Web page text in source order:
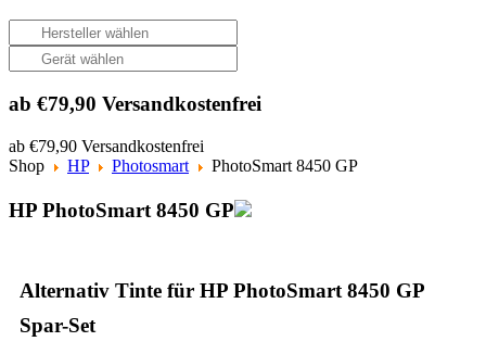
ab €79,90 Versandkostenfrei
ab €79,90 Versandkostenfrei
Shop
HP Photosmart PhotoSmart 8450 GP
HP PhotoSmart 8450 GP
Alternativ Tinte für HP PhotoSmart 8450 GP
Spar-Set